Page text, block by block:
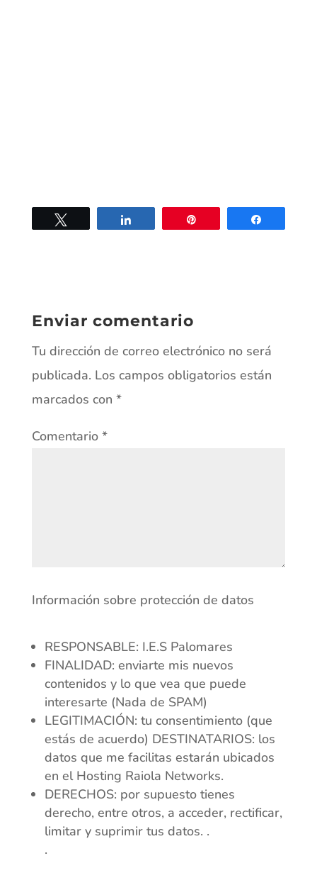
Enviar comentario
Tu dirección de correo electrónico no será
publicada. Los campos obligatorios están
marcados con *
Comentario *
Información sobre protección de datos
RESPONSABLE: I.E.S Palomares
FINALIDAD: enviarte mis nuevos
contenidos y lo que vea que puede
interesarte (Nada de SPAM)
LEGITIMACIÓN: tu consentimiento (que
estás de acuerdo) DESTINATARIOS: los
datos que me facilitas estarán ubicados
en el Hosting Raiola Networks.
DERECHOS: por supuesto tienes
derecho, entre otros, a acceder, rectificar,
limitar y suprimir tus datos. .
.